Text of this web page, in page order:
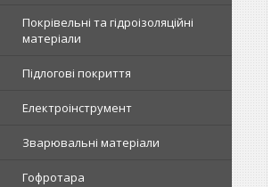
Покрівельні та гідроізоляційні
матеріали
Підлогові покриття
Електроінструмент
Зварювальні матеріали
Гофротара